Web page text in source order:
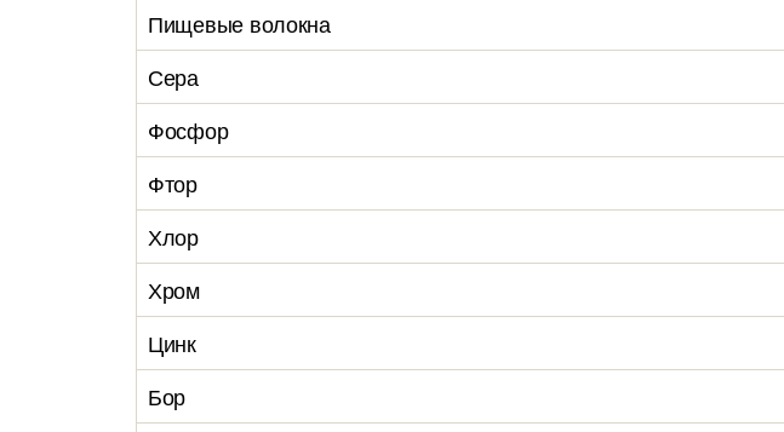
Пищевые волокна
Сера
Фосфор
Фтор
Хлор
Хром
Цинк
Бор